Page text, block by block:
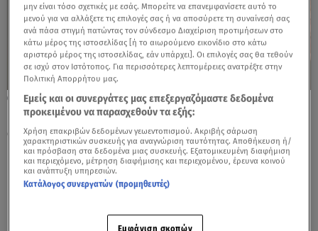
30.05.25, 13:11
Hailey Bieber: Πούλησε την εταιρεία
ομορφιάς της για ένα δισ. δολάρια!
μην είναι τόσο σχετικές με εσάς. Μπορείτε να επανεμφανίσετε αυτό το
μενού για να αλλάξετε τις επιλογές σας ή να αποσύρετε τη συναίνεσή σας
ανά πάσα στιγμή πατώντας τον σύνδεσμο Διαχείριση προτιμήσεων στο
κάτω μέρος της ιστοσελίδας [ή το αιωρούμενο εικονίδιο στο κάτω
αριστερό μέρος της ιστοσελίδας, εάν υπάρχει]. Οι επιλογές σας θα τεθούν
σε ισχύ στον Ιστότοπος. Για περισσότερες λεπτομέρειες ανατρέξτε στην
Πολιτική Απορρήτου μας.
Εμείς και οι συνεργάτες μας επεξεργαζόμαστε δεδομένα
προκειμένου να παρασχεθούν τα εξής:
Χρήση επακριβών δεδομένων γεωεντοπισμού. Ακριβής σάρωση
χαρακτηριστικών συσκευής για αναγνώριση ταυτότητας. Αποθήκευση ή/
και πρόσβαση στα δεδομένα μιας συσκευής. Εξατομικευμένη διαφήμιση
και περιεχόμενο, μέτρηση διαφήμισης και περιεχομένου, έρευνα κοινού
και ανάπτυξη υπηρεσιών.
Κατάλογος συνεργατών (προμηθευτές)
Εμφάνιση σκοπών